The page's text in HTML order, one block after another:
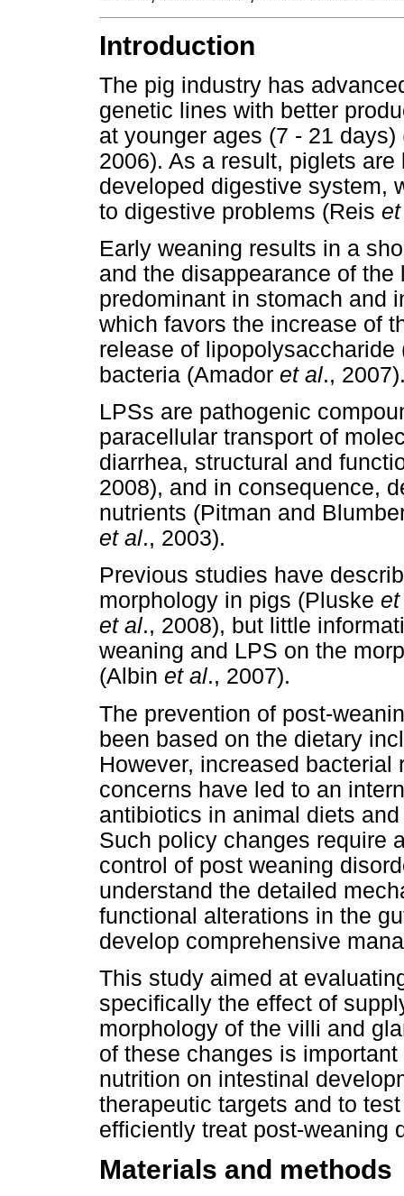
Introduction
The pig industry has
genetic lines with better
at younger ages (7 - 21
2006). As a result, piglets
developed digestive system,
to digestive problems (Reis
Early weaning results in a
and the disappearance of
predominant in stomach and
which favors the increase of
release of
bacteria (Amador et al.,
LPSs are pathogenic
paracellular transport of
diarrhea, structural and
2008), and in consequence,
nutrients (Pitman and
et al., 2003).
Previous studies have
morphology in pigs (Pluske et
et al., 2008), but little
weaning and LPS on the
(Albin et al., 2007).
The prevention of post-
been based on the dietary
However, increased
concerns have led to an
antibiotics in animal diets
Such policy changes require
control of post weaning
understand the detailed
functional alterations in the
develop comprehensive
This study aimed at
specifically the effect of
morphology of the villi and
of these changes is
nutrition on intestinal
therapeutic targets and to
efficiently treat post-weaning
Materials and methods